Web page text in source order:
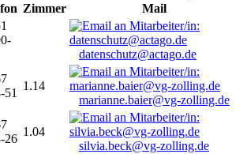
Zimmer
Mail
datenschutz@actago.de
51
1.14
marianne.baier@vg-zolling.de
26
1.04
silvia.beck@vg-zolling.de